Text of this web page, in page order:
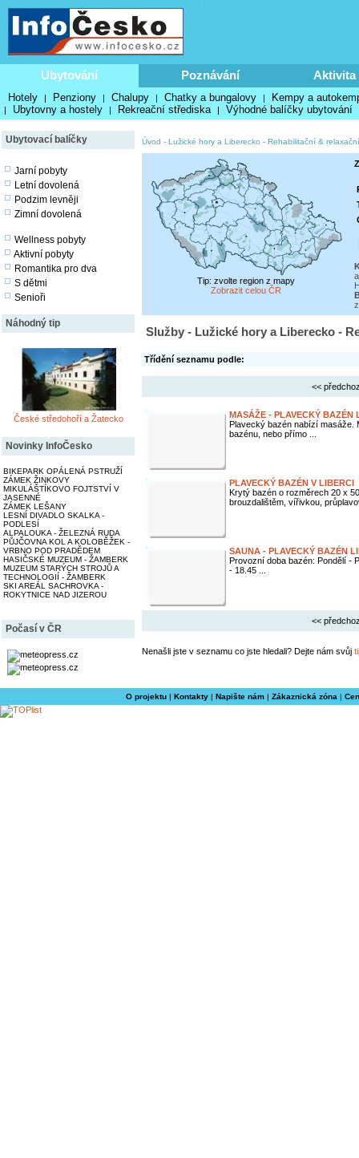
Ubytování Poznávání Aktivita
Hotely | Penziony | Chalupy | Chatky a bungalovy | Kempy a
| Ubytovny a hostely | Rekreační střediska | Výhodné balíčky ubytování
Ubytovací balíčky
Jarní pobyty
Letní dovolená
Podzim levněji
Zimní dovolená
Wellness pobyty
Aktivní pobyty
Romantika pro dva
S dětmi
Senioři
Náhodný tip
České středohoří a Žatecko
Novinky InfoČesko
BIKEPARK OPÁLENÁ PSTRUŽÍ
ZÁMEK ŽINKOVY
MIKULÁŠTÍKOVO FOJTSTVÍ V
JASENNÉ
ZÁMEK LEŠANY
LESNÍ DIVADLO SKALKA -
PODLESÍ
ALPALOUKA - ŽELEZNÁ RUDA
PŮJČOVNA KOL A KOLOBĚŽEK -
VRBNO POD PRADĚDEM
HASIČSKÉ MUZEUM - ŽAMBERK
MUZEUM STARÝCH STROJŮ A
TECHNOLOGIÍ - ŽAMBERK
SKI AREÁL SACHROVKA -
ROKYTNICE NAD JIZEROU
Počasí v ČR
Úvod - Lužické hory a Liberecko - Rehabilitační &
Tip: zvolte region z mapy
Zobrazit celou ČR
Služby - Lužické hory a Liberecko -
Třídění seznamu podle:
<<
MASÁŽE - PLAVECKÝ BAZÉN
Plavecký bazén nabízí masáže.
bazénu, nebo přímo ...
PLAVECKÝ BAZÉN V LIBERCI
Krytý bazén o rozměrech 20 x
brouzdalištěm, vířivkou,
SAUNA - PLAVECKÝ BAZÉN
Provozní doba bazén: Pondělí -
- 18.45 ...
<<
Nenašli jste v seznamu co jste hledali? Dejte nám svůj
O projektu| Kontakty| Napište nám| Zákaznická zóna |